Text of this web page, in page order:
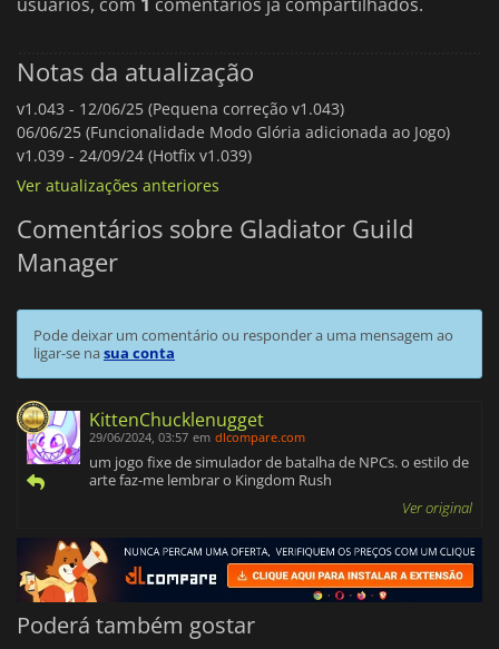
Notas da atualização
v1.043 - 12/06/25 (Pequena correção v1.043)
06/06/25 (Funcionalidade Modo Glória adicionada ao Jogo)
v1.039 - 24/09/24 (Hotfix v1.039)
Ver atualizações anteriores
Comentários sobre Gladiator Guild
Manager
Pode deixar um comentário ou responder a uma mensagem ao
ligar-se nasua conta
KittenChucklenugget
29/06/2024, 03:57 em dlcompare.com
um jogo fixe de simulador de batalha de NPCs. o estilo de
arte faz-me lembrar o Kingdom Rush
Ver original
Poderá também gostar